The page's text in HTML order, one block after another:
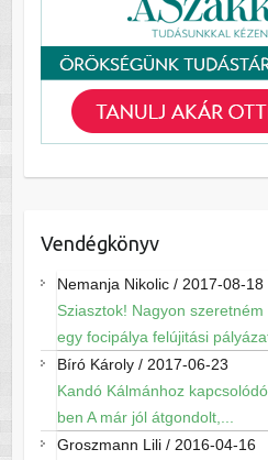
Vendégkönyv
Nemanja Nikolic/ 2017-08-18
Sziasztok! Nagyon
egy focipálya felújitási
Bíró Károly/ 2017-06-23
Kandó Kálmánhoz
ben A már jól átgondolt,...
Groszmann Lili/ 2016-04-16